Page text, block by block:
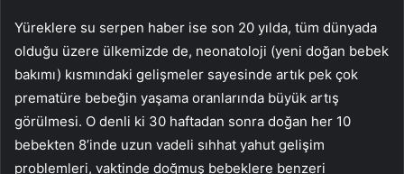
Yüreklere su serpen haber ise son 20 yılda, tüm dünyada
olduğu üzere ülkemizde de, neonatoloji (yeni doğan bebek
bakımı) kısmındaki gelişmeler sayesinde artık pek çok
prematüre bebeğin yaşama oranlarında büyük artış
görülmesi. O denli ki 30 haftadan sonra doğan her 10
bebekten 8’inde uzun vadeli sıhhat yahut gelişim
problemleri, vaktinde doğmuş bebeklere benzeri